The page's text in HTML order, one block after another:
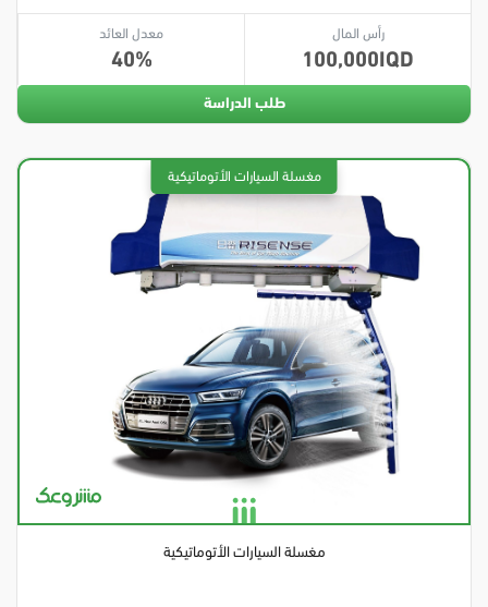
رأس المال
100,000
معدل العائد
40
طلب الدراسة
مغسلة السيارات الأتوماتيكية